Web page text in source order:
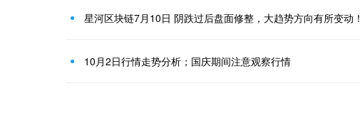
星河区块链7月10日 阴跌过后盘面修整，大趋势方向有所变动！
10月2日行情走势分析；国庆期间注意观察行情